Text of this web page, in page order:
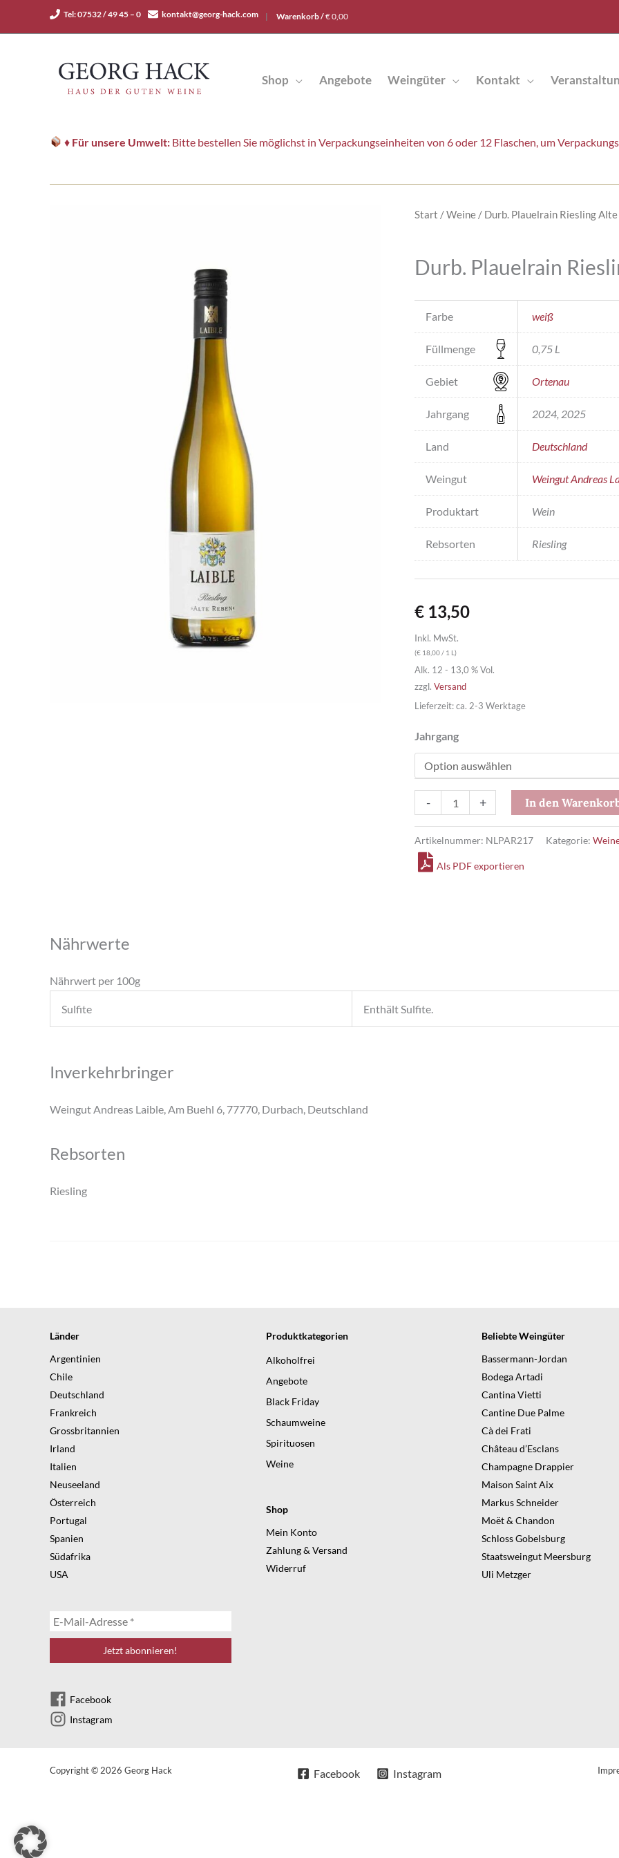
Tel: 07532 / 49 45 – 0 kontakt@georg-hack.com | Warenkorb /€0,00
Shop Angebote Weingüter Kontakt
♦ Für unsere Umwelt: Bitte bestellen Sie möglichst in Verpackungseinheiten von 6 oder 12 Flaschen, um
Start /Weine / Durb. Plauelrain Riesling Alte
Durb. Plauelrain
Farbe weiß
Füllmenge 0,75 L
Gebiet Ortenau
Jahrgang 2024, 2025
Land Deutschland
Weingut Weingut Andreas
Produktart Wein
Rebsorten Riesling
€ 13,50
Inkl. MwSt.
(€ 18,00/ 1 L)
Alk. 12 - 13,0 % Vol.
zzgl. Versand
Lieferzeit: ca. 2-3 Werktage
Jahrgang
-
Riesling
Alte
+ In den
Artikelnummer: NLPAR217 Kategorie:
Als PDF exportieren
Nährwerte
Nährwert per 100g
Sulfite Enthält Sulfite.
Inverkehrbringer
Weingut Andreas Laible, Am Buehl 6, 77770, Durbach, Deutschland
Rebsorten
Riesling
Länder
Argentinien
Chile
Deutschland
Frankreich
Grossbritannien
Irland
Italien
Neuseeland
Österreich
Portugal
Spanien
Südafrika
USA
Facebook
Instagram
Produktkategorien
Alkoholfrei
Angebote
Black Friday
Schaumweine
Spirituosen
Weine
Shop
Mein Konto
Zahlung & Versand
Widerruf
Beliebte Weingüter
Bassermann-Jordan
Bodega Artadi
Cantina Vietti
Cantine Due Palme
Cà dei Frati
Château d’Esclans
Champagne Drappier
Maison Saint Aix
Markus Schneider
Moët & Chandon
Schloss Gobelsburg
Staatsweingut Meersburg
Uli Metzger
Copyright © 2026 Georg Hack Facebook Instagram